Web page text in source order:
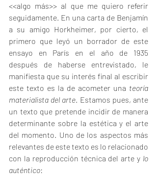
<<algo más>> al que me quiero referir
seguidamente. En una carta de Benjamín
a su amigo Horkheimer, por cierto, el
primero que leyó un borrador de este
ensayo en París en el año de 1935
después de haberse entrevistado, le
manifiesta que su interés final al escribir
este texto es la de acometer una teoría
materialista del arte . Estamos pues, ante
un texto que pretende incidir de manera
determinante sobre la estética y el arte
del momento. Uno de los aspectos más
relevantes de este texto es lo relacionado
con la reproducción técnica del arte y lo
auténtico: